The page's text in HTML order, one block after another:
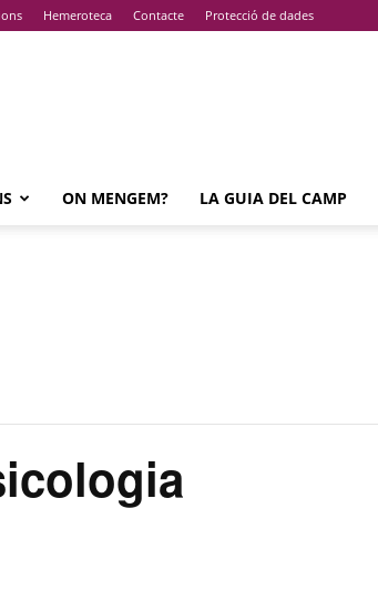
Hemeroteca Contacte Protecció de dades
ON MENGEM? LA GUIA DEL CAMP